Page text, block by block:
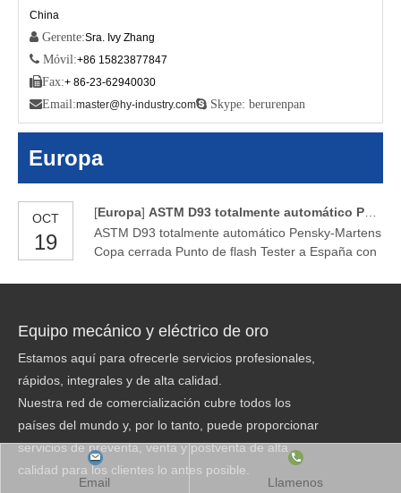
China
 Gerente:Sra. Ivy Zhang
 Móvil:+86 15823877847
Fax:+ 86-23-62940030
Email:master@hy-industry.com Skype: berurenpan
Europa
OCT
19
[Europa] ASTM D93 totalmente automático Pensky-Martens Copa cerrada Punto de flash Tester a España con certificado CE
ASTM D93 totalmente automático Pensky-Martens
Copa cerrada Punto de flash Tester a España con
Equipo mecánico y eléctrico de oro
Estamos aquí para ofrecerle servicios profesionales,
rápidos, integrales y de alta calidad.
Nuestra red de comercialización cubre todos los
países del mundo y, por lo tanto, puede proporcionar
servicios de preventa, venta y postventa de alta
calidad para los clientes lo antes posible.
Email
Llamenos